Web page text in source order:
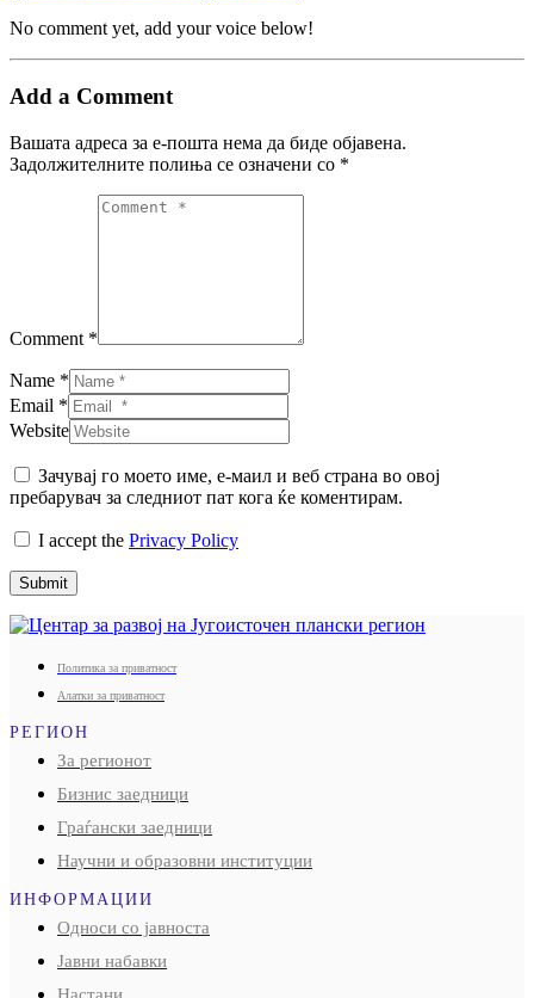
No comment yet, add your voice below!
Add a Comment
Вашата адреса за е-пошта нема да биде објавена.
Задолжителните полиња се означени со *
Comment *
Name *
Email *
Website
Зачувај го моето име, е-маил и веб страна во овој
пребарувач за следниот пат кога ќе коментирам.
I accept the Privacy Policy
Submit
Политика за приватност
Алатки за приватност
РЕГИОН
За регионот
Бизнис заедници
Граѓански заедници
Научни и образовни институции
ИНФОРМАЦИИ
Односи со јавноста
Јавни набавки
Настани